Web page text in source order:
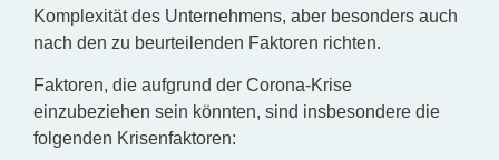
Komplexität des Unternehmens, aber besonders auch
nach den zu beurteilenden Faktoren richten.
Faktoren, die aufgrund der Corona-Krise
einzubeziehen sein könnten, sind insbesondere die
folgenden Krisenfaktoren: